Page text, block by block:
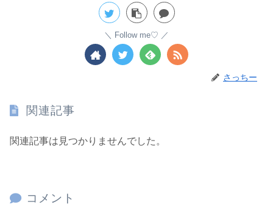
Follow me♡
さっちー
関連記事
関連記事は見つかりませんでした。
コメント